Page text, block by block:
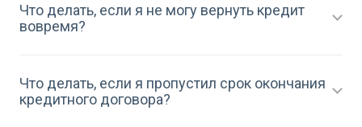
Что делать, если я не могу вернуть кредит
вовремя?
Что делать, если я пропустил срок окончания
кредитного договора?